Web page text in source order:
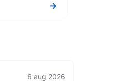
→
6 aug 2026